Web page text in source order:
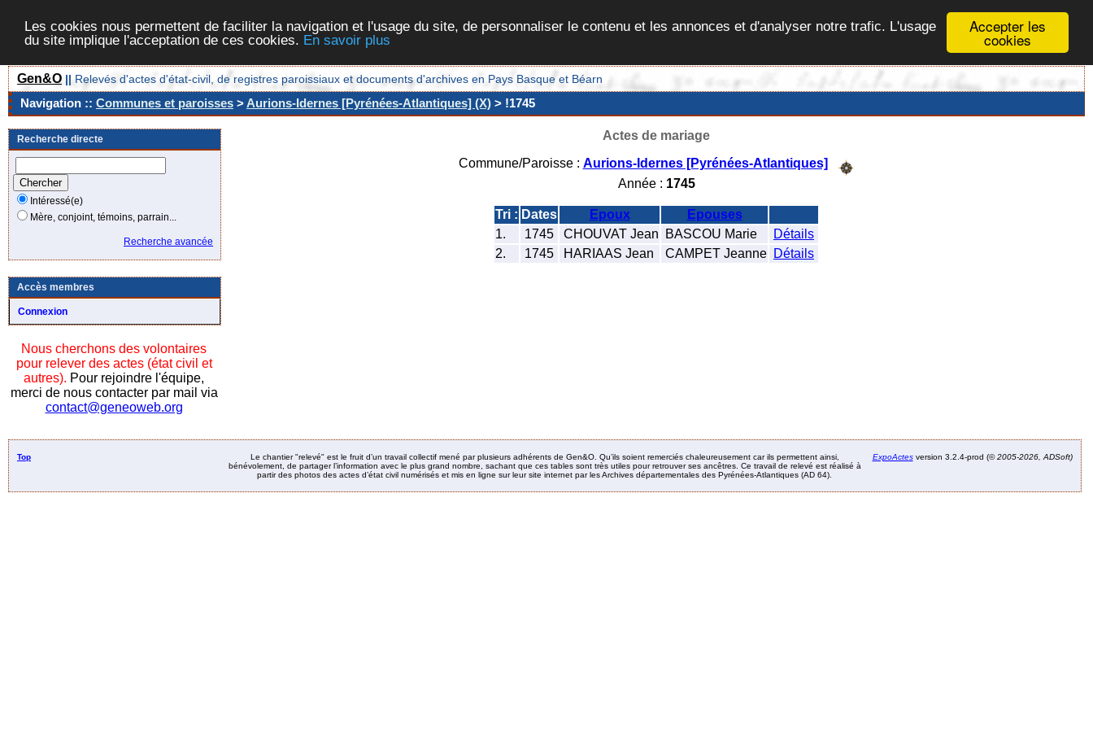
Accepter les
cookies
Les cookies nous permettent de faciliter la navigation et l'usage du site, de personnaliser le contenu et les annonces et d'analyser notre trafic. L'usage
du site implique l'acceptation de ces cookies. En savoir plus
Gen&O || Relevés d'actes d'état-civil, de registres paroissiaux et documents d'archives en Pays Basque et Béarn
Navigation :: Communes et paroisses >Aurions-Idernes [Pyrénées-Atlantiques] (X) > !1745
Recherche directe
Intéressé(e)
Mère, conjoint, témoins, parrain...
Recherche avancée
Accès membres
Connexion
Nous cherchons des volontaires
pour relever des actes (état civil et
autres). Pour rejoindre l'équipe,
merci de nous contacter par mail via
contact@geneoweb.org
Actes de mariage
Commune/Paroisse : Aurions-Idernes [Pyrénées-Atlantiques]
Année : 1745
Tri : Dates Epoux
Epouses
1.
1745 CHOUVAT Jean BASCOU Marie
Détails
2.
1745 HARIAAS Jean CAMPET Jeanne Détails
Top
Le chantier "relevé" est le fruit d’un travail collectif mené par plusieurs adhérents de Gen&O. Qu’ils soient remerciés chaleureusement car ils permettent ainsi,
bénévolement, de partager l’information avec le plus grand nombre, sachant que ces tables sont très utiles pour retrouver ses ancêtres. Ce travail de relevé est réalisé à
partir des photos des actes d’état civil numérisés et mis en ligne sur leur site internet par les Archives départementales des Pyrénées-Atlantiques (AD 64).
ExpoActesversion 3.2.4-prod (©2005-2026, ADSoft)